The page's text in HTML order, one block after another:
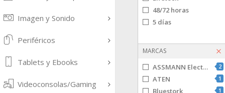
Imagen y Sonido
Periféricos
Tablets y Ebooks
Videoconsolas/Gaming
48/72 horas
5 días
MARCAS
ASSMANN Electronic 2
ATEN 1
Bluestork 1